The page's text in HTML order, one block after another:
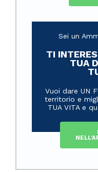
Sei un
TI
TUA
Vuoi dare UN
territorio e
TUA VITA e